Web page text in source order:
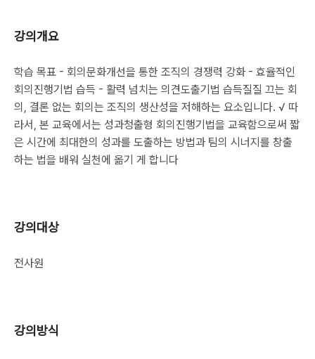
강의개요
학습 목표 - 회의문화개선을 통한 조직의 경쟁력 강화 - 효율적인
회의진행기법 습득 - 활력 넘치는 의견도출기법 습득질질 끄는 회
의, 결론 없는 회의는 조직의 생산성을 저해하는 요소입니다. √ 따
라서, 본 교육에서는 성과청출형 회의진행기법을 교육함으로써 짧
은 시간에 최대한의 성과를 도출하는 방법과 팀의 시너지를 창출
하는 법을 배워 실천에 옮기 게 합니다
강의대상
전사원
강의방식